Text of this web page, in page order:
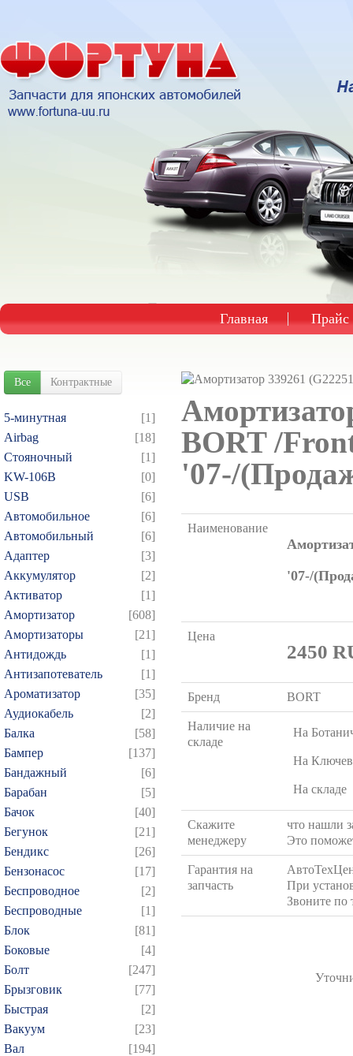
Главная Прайс
Все Контрактные
5-минутная
[1]
Airbag
[18]
Cтояночный
[1]
KW-106B
[0]
USB
[6]
Автомобильное
[6]
Автомобильный
[6]
Адаптер
[3]
Аккумулятор
[2]
Активатор
[1]
Амортизатор
[608]
Амортизаторы
[21]
Антидождь
[1]
Антизапотеватель
[1]
Ароматизатор
[35]
Аудиокабель
[2]
Балка
[58]
Бампер
[137]
Бандажный
[6]
Барабан
[5]
Бачок
[40]
Бегунок
[21]
Бендикс
[26]
Бензонасос
[17]
Беспроводное
[2]
Беспроводные
[1]
Блок
[81]
Боковые
[4]
Болт
[247]
Брызговик
[77]
Быстрая
[2]
Вакуум
[23]
Вал
[194]
BORT /
'07-/
Наименование
'07-/
Цена
2450
Бренд BORT
Наличие на
складе
На
На
На складе
Скажите
менеджеру
что нашли
Это
Гарантия на
запчасть
При
Звоните по